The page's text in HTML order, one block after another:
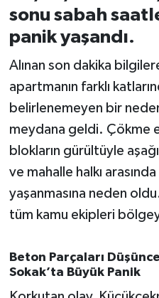
sonu sabah
panik yaşandı.
Alınan son dakika
apartmanın farklı
belirlenemeyen bir
meydana geldi. Çökme
blokların gürültüyle
ve mahalle halkı
yaşanmasına neden
tüm kamu ekipleri
Beton Parçaları
Sokak’ta Büyük Panik
KENT GÜNDEMİ
Kepsut
KÜLTÜR-SANAT
MAGAZİN
MANŞET
Manyas
OLAY
OTOMOTİV